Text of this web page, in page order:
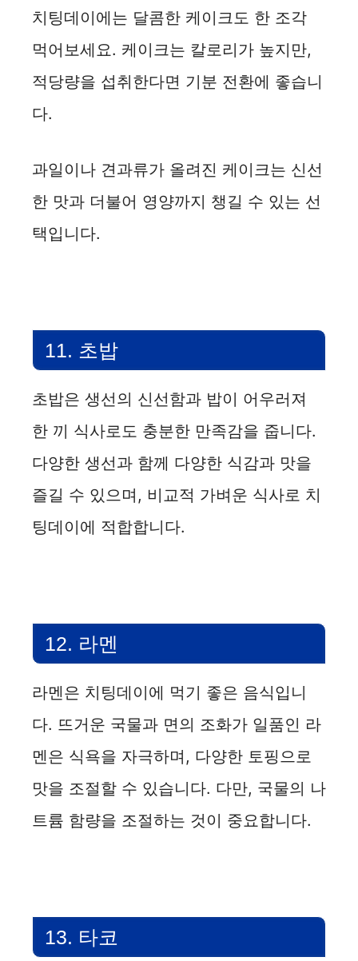
치팅데이에는 달콤한 케이크도 한 조각
먹어보세요. 케이크는 칼로리가 높지만,
적당량을 섭취한다면 기분 전환에 좋습니
다.
과일이나 견과류가 올려진 케이크는 신선
한 맛과 더불어 영양까지 챙길 수 있는 선
택입니다.
11. 초밥
초밥은 생선의 신선함과 밥이 어우러져
한 끼 식사로도 충분한 만족감을 줍니다.
다양한 생선과 함께 다양한 식감과 맛을
즐길 수 있으며, 비교적 가벼운 식사로 치
팅데이에 적합합니다.
12. 라멘
라멘은 치팅데이에 먹기 좋은 음식입니
다. 뜨거운 국물과 면의 조화가 일품인 라
멘은 식욕을 자극하며, 다양한 토핑으로
맛을 조절할 수 있습니다. 다만, 국물의 나
트륨 함량을 조절하는 것이 중요합니다.
13. 타코